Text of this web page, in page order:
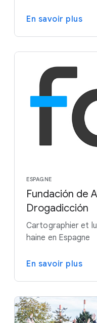
En savoir plus
ESPAGNE
Fundación de
Drogadicción
Cartographier et
haine en Espagne
En savoir plus